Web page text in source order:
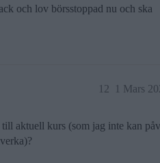
och lov börsstoppad nu och ska
1 Mars
12
aktuell kurs (som jag inte kan